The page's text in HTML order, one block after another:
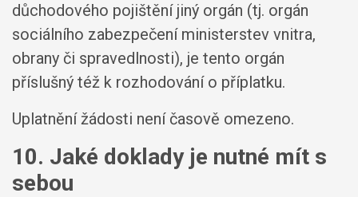
důchodového pojištění jiný orgán (tj. orgán
sociálního zabezpečení ministerstev vnitra,
obrany či spravedlnosti), je tento orgán
příslušný též k rozhodování o příplatku.
Uplatnění žádosti není časově omezeno.
10. Jaké doklady je nutné mít s
sebou